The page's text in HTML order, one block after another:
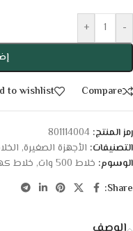
-
+
Compare
to wishlist
رمز المنتج: 801114004
التصنيفات: الأجهزة الصغيرة,
الوسوم: خلاط 500 وات , خلاط
Share: